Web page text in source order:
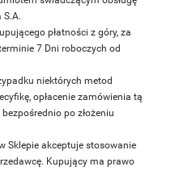
S.A.
płatności z góry, za
7 Dni roboczych od
niektórych metod
opłacenie zamówienia tą
po złożeniu
Sklepie akceptuje stosowanie
Kupujący ma prawo